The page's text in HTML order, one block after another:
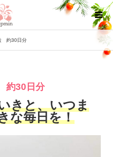
約30日分
30日分
きと、いつま
な毎日を！